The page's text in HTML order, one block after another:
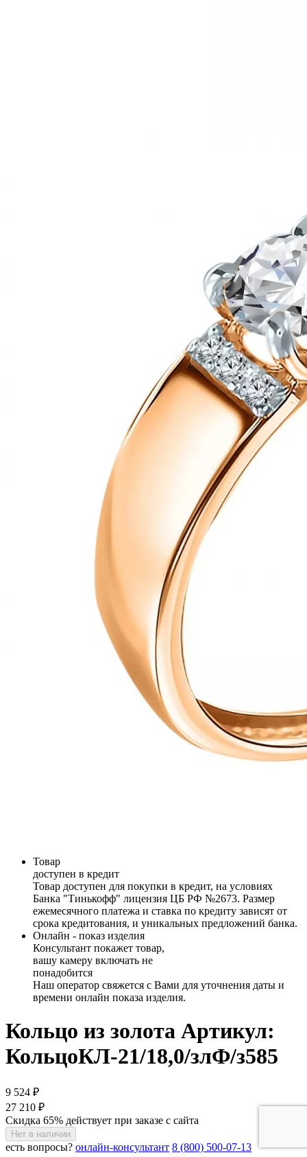
Товар
доступен в кредит
Товар доступен для покупки в кредит, на условиях
Банка "Тинькофф" лицензия ЦБ РФ №2673. Размер
ежемесячного платежа и ставка по кредиту зависят от
срока кредитования, и уникальных предложений банка.
Онлайн - показ изделия
Консультант покажет товар,
вашу камеру включать не
понадобится
Наш оператор свяжется с Вами для уточнения даты и
времени онлайн показа изделия.
Кольцо из золота Артикул:
КольцоКЛ-21/18,0/злФ/з585
9 524 ₽
27 210 ₽
Скидка 65% действует при заказе с сайта
Нет в наличии
есть вопросы? онлайн-консультант 8 (800) 500-07-13